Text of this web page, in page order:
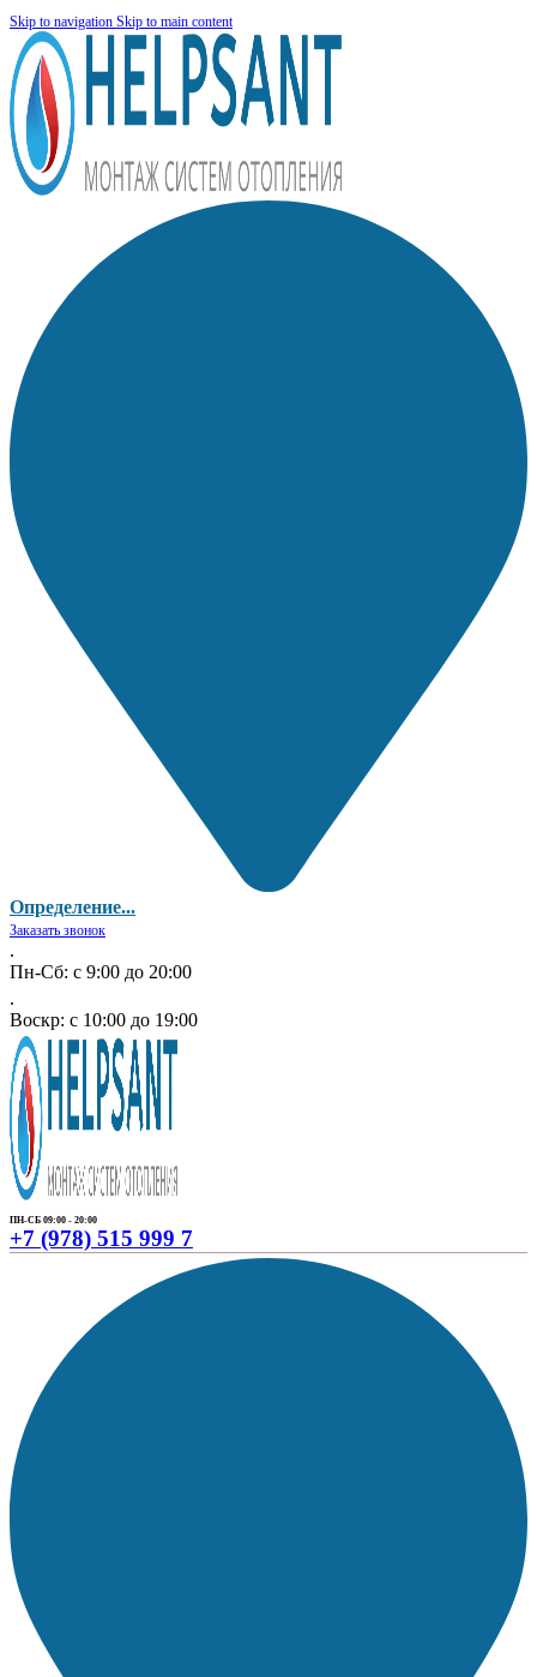
Skip to navigation Skip to main content
Определение...
Заказать звонок
.
Пн-Сб: с 9:00 до 20:00
.
Воскр: с 10:00 до 19:00
ПН-СБ 09:00 - 20:00
+7 (978) 515 999 7